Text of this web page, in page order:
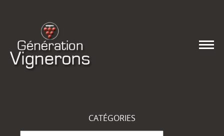
CATÉGORIES
Catégories